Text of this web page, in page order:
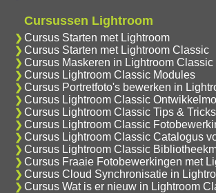
Cursussen Lightroom
Cursus Starten met Lightroom
Cursus Starten met Lightroom Classic
Cursus Maskeren in Lightroom Classic
Cursus Lightroom Classic Modules
Cursus Portretfoto's bewerken in
Cursus Lightroom Classic
Cursus Lightroom Classic Tips & Tricks
Cursus Lightroom Classic
Cursus Lightroom Classic Catalogus
Cursus Lightroom Classic
Cursus Fraaie Fotobewerkingen met
Cursus Cloud Synchronisatie in
Cursus Wat is er nieuw in Lightroom